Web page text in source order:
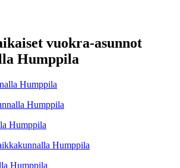
vuokra-asunnot
Humppila
Humppila
Humppila
Humppila
Humppila
Humppila